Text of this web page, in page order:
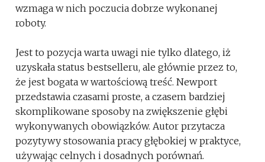
wzmaga w nich poczucia dobrze wykonanej
roboty.
Jest to pozycja warta uwagi nie tylko dlatego, iż
uzyskała status bestselleru, ale głównie przez to,
że jest bogata w wartościową treść. Newport
przedstawia czasami proste, a czasem bardziej
skomplikowane sposoby na zwiększenie głębi
wykonywanych obowiązków. Autor przytacza
pozytywy stosowania pracy głębokiej w praktyce,
używając celnych i dosadnych porównań.